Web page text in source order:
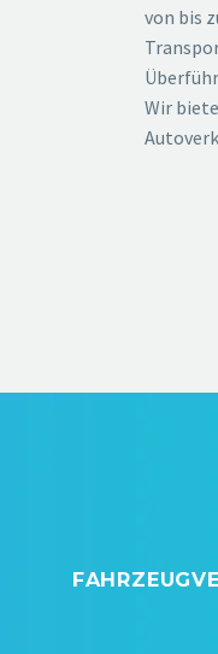
von bis
Wir